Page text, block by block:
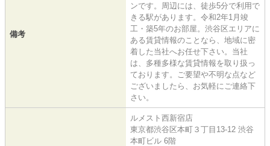
備考
ンです。周辺には、徒歩5分で利用で
きる駅があります。令和2年1月竣
工・築5年のお部屋。渋谷区エリアに
ある賃貸情報のことなら、地域に密
着した当社へお任せ下さい。当社
は、多種多様な賃貸情報を取り扱っ
ております。ご要望や不明な点など
ございましたら、お気軽にご連絡下
さい。
ルメスト西新宿店
東京都渋谷区本町３丁目13-12 渋谷
本町ビル 6階